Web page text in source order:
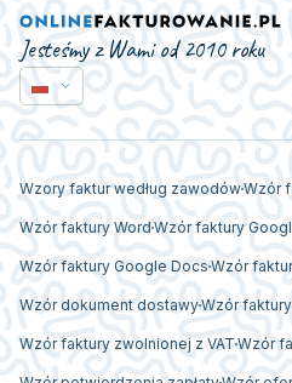
Jesteśmy z Wami od 2010 roku
Wzory faktur według zawodówWzór
Wzór faktury Word Wzór faktury
Wzór faktury Google Docs Wzór
Wzór dokument dostawyWzór
Wzór faktury zwolnionej z VAT Wzór